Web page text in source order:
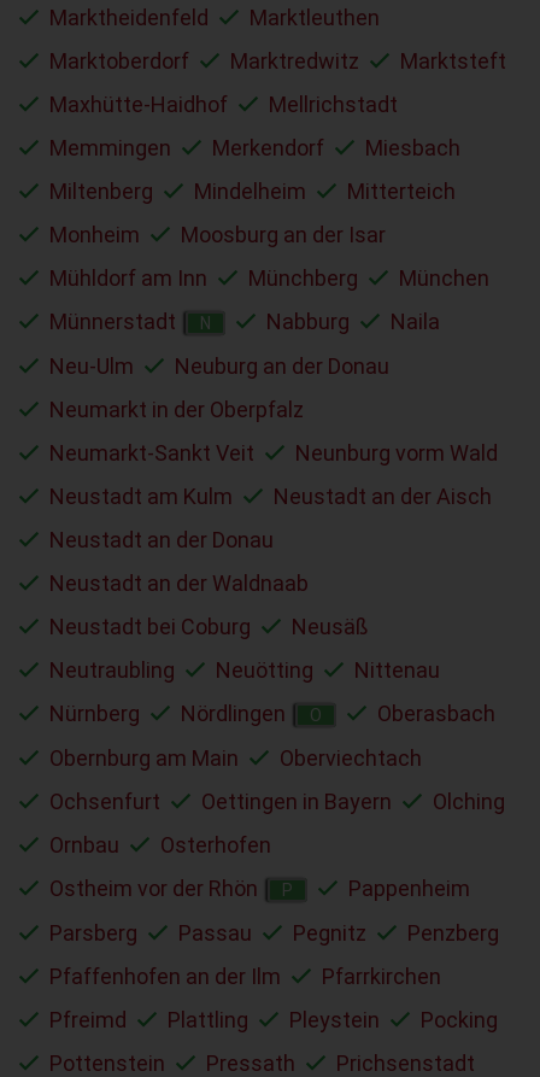
Marktheidenfeld
Marktleuthen
Marktoberdorf
Marktredwitz
Marktsteft
Maxhütte-Haidhof
Mellrichstadt
Memmingen
Merkendorf
Miesbach
Miltenberg
Mindelheim
Mitterteich
Monheim
Moosburg an der Isar
Mühldorf am Inn
Münchberg
München
Münnerstadt
N Nabburg
Naila
Neu-Ulm
Neuburg an der Donau
Neumarkt in der Oberpfalz
Neumarkt-Sankt Veit
Neunburg vorm Wald
Neustadt am Kulm
Neustadt an der Aisch
Neustadt an der Donau
Neustadt an der Waldnaab
Neustadt bei Coburg
Neusäß
Neutraubling
Neuötting
Nittenau
Nürnberg
Nördlingen O
Oberasbach
Obernburg am Main
Oberviechtach
Ochsenfurt
Oettingen in Bayern
Olching
Ornbau
Osterhofen
Ostheim vor der Rhön
P
Pappenheim
Parsberg
Passau Pegnitz
Penzberg
Pfaffenhofen an der Ilm
Pfarrkirchen
Pfreimd
Plattling Pleystein
Pocking
Pottenstein
Pressath
Prichsenstadt